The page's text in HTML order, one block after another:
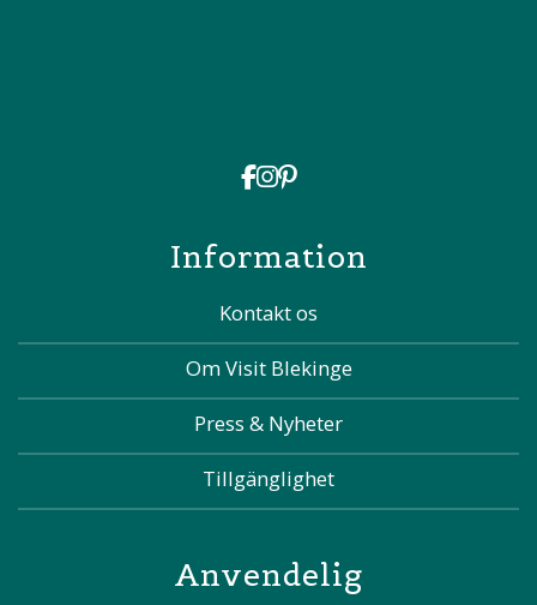
Information
Kontakt os
Om Visit Blekinge
Press & Nyheter
Tillgänglighet
Anvendelig